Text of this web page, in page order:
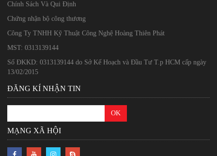
Chính Sách Và Qui Định
Chứng nhận bộ công thương
Công Ty TNHH Kỹ Thuật Công Nghệ Hoàng Thiên Phát
MST: 0313139144
Số ĐKKD: 0313139144 do Sở Kế Hoạch và Đầu Tư T.p HCM cấp ngày
13/02/2015
ĐĂNG KÍ NHẬN TIN
MẠNG XÃ HỘI